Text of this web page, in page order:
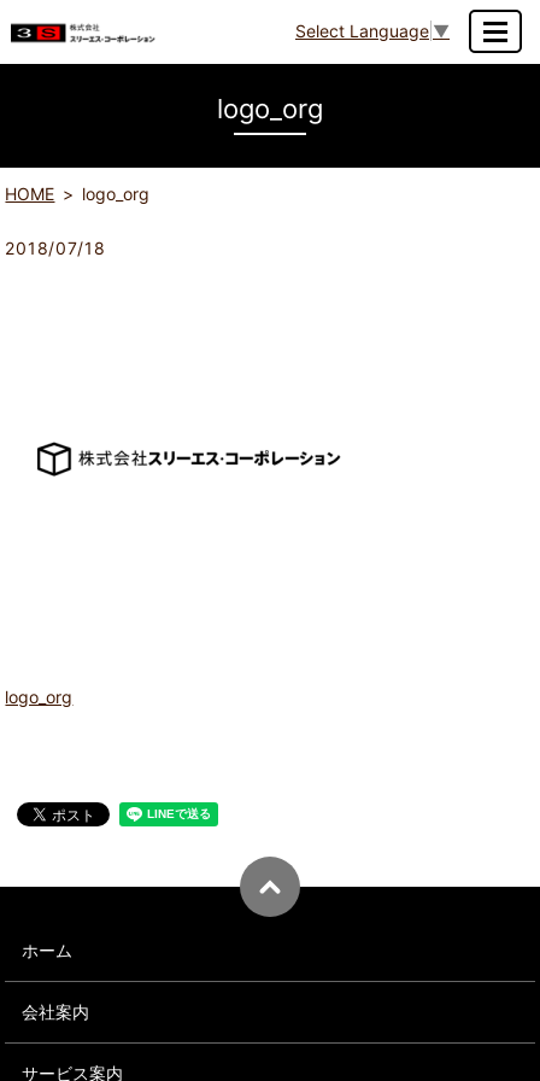
Select Language ▼
logo_org
HOME logo_org
2018/07/18
logo_org
ホーム
会社案内
サービス案内